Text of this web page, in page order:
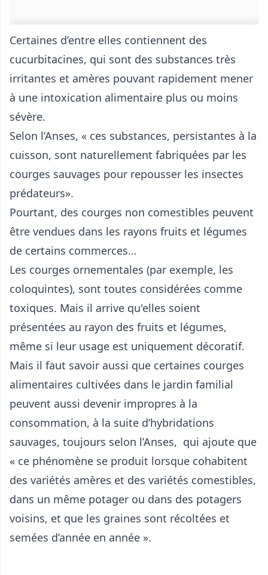
Certaines d’entre elles contiennent des
cucurbitacines, qui sont des substances très
irritantes et amères pouvant rapidement mener
à une intoxication alimentaire plus ou moins
sévère.
Selon l’Anses, « ces substances, persistantes à la
cuisson, sont naturellement fabriquées par les
courges sauvages pour repousser les insectes
prédateurs».
Pourtant, des courges non comestibles peuvent
être vendues dans les rayons fruits et légumes
de certains commerces…
Les courges ornementales (par exemple, les
coloquintes), sont toutes considérées comme
toxiques. Mais il arrive qu'elles soient
présentées au rayon des fruits et légumes,
même si leur usage est uniquement décoratif.
Mais il faut savoir aussi que certaines courges
alimentaires cultivées dans le jardin familial
peuvent aussi devenir impropres à la
consommation, à la suite d’hybridations
sauvages, toujours selon l’Anses, qui ajoute que
« ce phénomène se produit lorsque cohabitent
des variétés amères et des variétés comestibles,
dans un même potager ou dans des potagers
voisins, et que les graines sont récoltées et
semées d’année en année ».